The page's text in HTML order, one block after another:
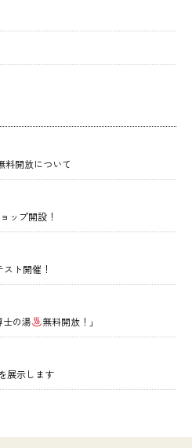
料開放について
ップ開設！
ト開催！
士の湯 無料開放！」
展示します